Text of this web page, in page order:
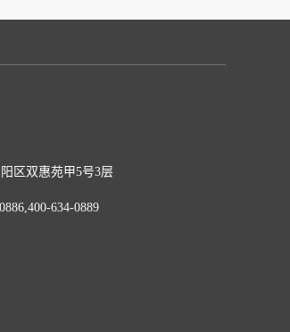
区双惠苑甲5号3层
634-0889